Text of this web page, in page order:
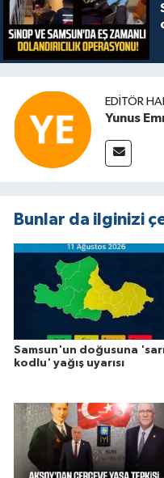
EDITÖR
Yunus
Bunlar da ilginizi
Samsun'un doğusuna
kodlu' yağış uyarısı